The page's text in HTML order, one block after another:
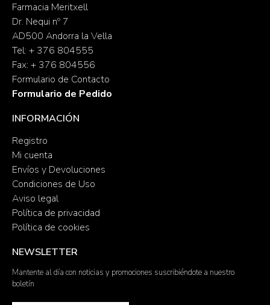
Farmacia Meritxell
Dr. Nequi nº 7
AD500 Andorra la Vella
Tel: + 376 804555
Fax: + 376 804556
Formulario de Contacto
Formulario de Pedido
INFORMACIÓN
Registro
Mi cuenta
Envíos y Devoluciones
Condiciones de Uso
Aviso legal
Política de privacidad
Política de cookies
NEWSLETTER
Mantente al día con noticias y promociones suscribiéndote a nuestro
boletín